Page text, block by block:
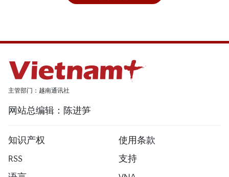
主管部门：越南通讯社
网站总编辑：陈进笋
知识产权
使用条款
RSS
支持